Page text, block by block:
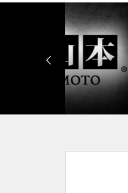
2022.09.03
中古価格